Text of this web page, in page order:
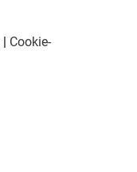
| Cookie-